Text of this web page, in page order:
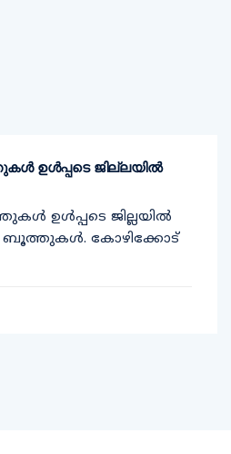
ഉള്‍പ്പടെ ജില്ലയില്‍
ഉള്‍പ്പടെ ജില്ലയില്‍
ബൂത്തുകള്‍. കോഴിക്കോട്